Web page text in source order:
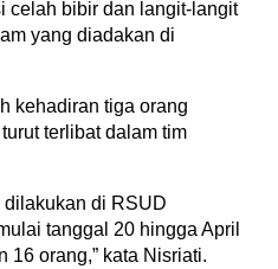
celah bibir dan langit-langit
yang diadakan di
kehadiran tiga orang
terlibat dalam tim
dilakukan di RSUD
tanggal 20 hingga April
16 orang,” kata Nisriati.